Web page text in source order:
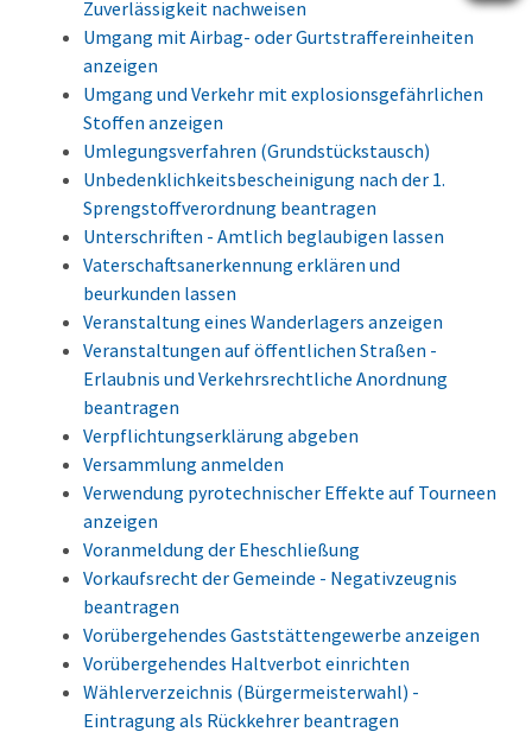
Zuverlässigkeit nachweisen
Umgang mit Airbag- oder Gurtstraffereinheiten
anzeigen
Umgang und Verkehr mit explosionsgefährlichen
Stoffen anzeigen
Umlegungsverfahren (Grundstückstausch)
Unbedenklichkeitsbescheinigung nach der 1.
Sprengstoffverordnung beantragen
Unterschriften - Amtlich beglaubigen lassen
Vaterschaftsanerkennung erklären und
beurkunden lassen
Veranstaltung eines Wanderlagers anzeigen
Veranstaltungen auf öffentlichen Straßen -
Erlaubnis und Verkehrsrechtliche Anordnung
beantragen
Verpflichtungserklärung abgeben
Versammlung anmelden
Verwendung pyrotechnischer Effekte auf Tourneen
anzeigen
Voranmeldung der Eheschließung
Vorkaufsrecht der Gemeinde - Negativzeugnis
beantragen
Vorübergehendes Gaststättengewerbe anzeigen
Vorübergehendes Haltverbot einrichten
Wählerverzeichnis (Bürgermeisterwahl) -
Eintragung als Rückkehrer beantragen